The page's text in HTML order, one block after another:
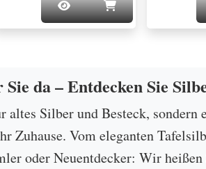
da – Entdecken Sie
Silber und Besteck,
Zuhause. Vom eleganten
oder Neuentdecker: Wir